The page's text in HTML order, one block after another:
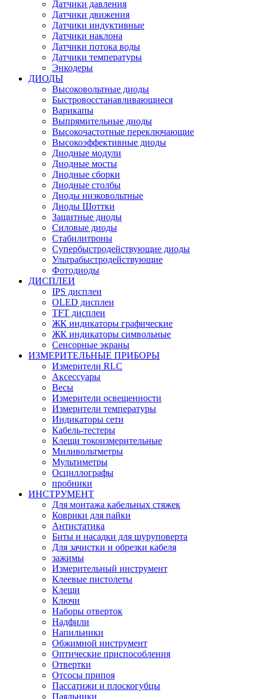
Датчики давления
Датчики движения
Датчики индуктивные
Датчики наклона
Датчики потока воды
Датчики температуры
Энкодеры
ДИОДЫ
Высоковольтные диоды
Быстровосстанавливающиеся
Варикапы
Выпрямительные диоды
Высокочастотные переключающие
Высокоэффективные диоды
Диодные модули
Диодные мосты
Диодные сборки
Диодные столбы
Диоды низковольтные
Диоды Шоттки
Защитные диоды
Силовые диоды
Стабилитроны
Супербыстродействующие диоды
Ультрабыстродействующие
Фотодиоды
ДИСПЛЕИ
IPS дисплеи
OLED дисплеи
TFT дисплеи
ЖК индикаторы графические
ЖК индикаторы символьные
Сенсорные экраны
ИЗМЕРИТЕЛЬНЫЕ ПРИБОРЫ
Измерители RLC
Аксессуары
Весы
Измерители освещенности
Измерители температуры
Индикаторы сети
Кабель-тестеры
Клещи токоизмерительные
Миливольтметры
Мультиметры
Осциллографы
пробники
ИНСТРУМЕНТ
Для монтажа кабельных стяжек
Коврики для пайки
Антистатика
Биты и насадки для шуруповерта
Для зачистки и обрезки кабеля
зажимы
Измерительный инструмент
Клеевые пистолеты
Клещи
Ключи
Наборы отверток
Надфили
Напильники
Обжимной инструмент
Оптические приспособления
Отвертки
Отсосы припоя
Пассатижи и плоскогубцы
Паяльники